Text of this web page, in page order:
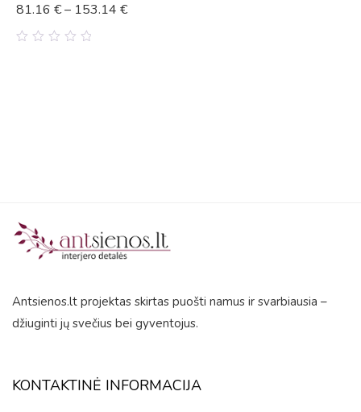
81.16 €– 153.14 €
Antsienos.lt projektas skirtas puošti namus ir svarbiausia –
džiuginti jų svečius bei gyventojus.
KONTAKTINĖ INFORMACIJA